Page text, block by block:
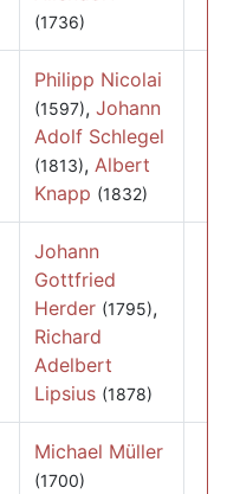
(1736)
Philipp Nicolai
(1597), Johann
Adolf Schlegel
(1813), Albert
Knapp (1832)
Johann
Gottfried
Herder (1795),
Richard
Adelbert
Lipsius (1878)
Michael Müller
(1700)